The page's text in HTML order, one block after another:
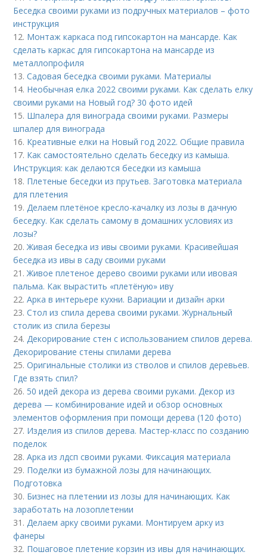
Беседка своими руками из подручных материалов – фото
инструкция
12. Монтаж каркаса под гипсокартон на мансарде. Как
сделать каркас для гипсокартона на мансарде из
металлопрофиля
13.Садовая беседка своими руками. Материалы
14. Необычная елка 2022 своими руками. Как сделать елку
своими руками на Новый год? 30 фото идей
15. Шпалера для винограда своими руками. Размеры
шпалер для винограда
16. Креативные елки на Новый год 2022. Общие правила
17. Как самостоятельно сделать беседку из камыша.
Инструкция: как делаются беседки из камыша
18. Плетеные беседки из прутьев. Заготовка материала
для плетения
19. Делаем плетёное кресло-качалку из лозы в дачную
беседку. Как сделать самому в домашних условиях из
лозы?
20.Живая беседка из ивы своими руками. Красивейшая
беседка из ивы в саду своими руками
21.Живое плетеное дерево своими руками или ивовая
пальма. Как вырастить «плетёную» иву
22.Арка в интерьере кухни. Вариации и дизайн арки
23.Стол из спила дерева своими руками. Журнальный
столик из спила березы
24. Декорирование стен с использованием спилов дерева.
Декорирование стены спилами дерева
25.Оригинальные столики из стволов и спилов деревьев.
Где взять спил?
26. 50 идей декора из дерева своими руками. Декор из
дерева — комбинирование идей и обзор основных
элементов оформления при помощи дерева (120 фото)
27. Изделия из спилов дерева. Мастер-класс по созданию
поделок
28.Арка из лдсп своими руками. Фиксация материала
29. Поделки из бумажной лозы для начинающих.
Подготовка
30. Бизнес на плетении из лозы для начинающих. Как
заработать на лозоплетении
31. Делаем арку своими руками. Монтируем арку из
фанеры
32. Пошаговое плетение корзин из ивы для начинающих.